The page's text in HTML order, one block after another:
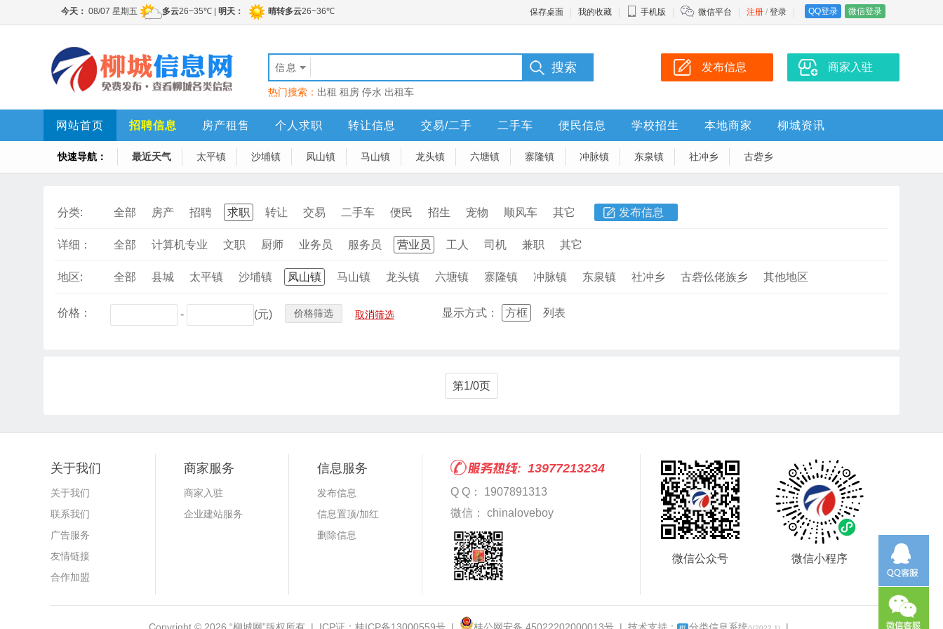
保存桌面 我的收藏 手机版 微信平台 注册 / 登录 QQ登录 微信登录
信息
热门搜索： 出租 租房 停水 出租车
发布信息 商家入驻
网站首页 招聘信息 房产租售 个人求职 转让信息 交易/二手 二手车 便民信息 学校招生 本地商家 柳城资讯
快速导航： 最近天气 太平镇 沙埔镇 凤山镇 马山镇 龙头镇 六塘镇 寨隆镇 冲脉镇 东泉镇 社冲乡 古砦乡
分类: 全部 房产 招聘 求职 转让 交易 二手车 便民 招生 宠物 顺风车 其它 发布信息
详细： 全部 计算机专业 文职 厨师 业务员 服务员 营业员 工人 司机 兼职 其它
地区: 全部 县城 太平镇 沙埔镇 凤山镇 马山镇 龙头镇 六塘镇 寨隆镇 冲脉镇 东泉镇 社冲乡 古砦仫佬族乡 其他地区
价格： - (元) 价格筛选 取消筛选 显示方式： 方框 列表
第1/0页
关于我们
关于我们
联系我们
广告服务
友情链接
合作加盟
商家服务
商家入驻
企业建站服务
信息服务
发布信息
信息置顶/加红
删除信息
13977213234
Q Q： 1907891313
微信： chinaloveboy
微信公众号 微信小程序